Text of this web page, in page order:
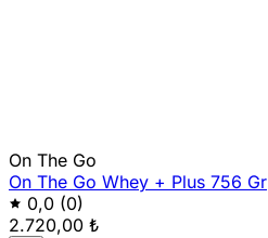
On The Go
On The Go Whey + Plus 756 Gr
0,0 (0)
2.720,00 ₺